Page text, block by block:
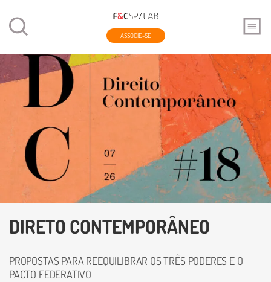
ASSOCIE-SE
DIRETO CONTEMPORÂNEO
PROPOSTAS PARA REEQUILIBRAR OS TRÊS PODERES E O
PACTO FEDERATIVO